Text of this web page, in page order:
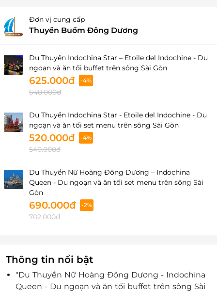
Đơn vị cung cấp
Thuyền Buồm Đông Dương
Du Thuyền Indochina Star – Etoile del Indochine - Du
ngoạn và ăn tối buffet trên sông Sài Gòn
625.000đ -4%
648.000đ
Du Thuyền Indochina Star - Etoile del Indochine - Du
ngoạn và ăn tối set menu trên sông Sài Gòn
520.000đ -4%
540.000đ
Du Thuyền Nữ Hoàng Đông Dương – Indochina
Queen - Du ngoạn và ăn tối set menu trên sông Sài
Gòn
690.000đ -2%
702.000đ
Thông tin nổi bật
"Du Thuyền Nữ Hoàng Đông Dương - Indochina
Queen - Du ngoạn và ăn tối buffet trên sông Sài